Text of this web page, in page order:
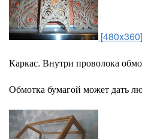
[480x360]
Каркас. Внутри проволока
Обмотка бумагой может дать